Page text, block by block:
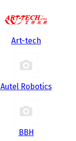
Art-tech
Autel Robotics
BBH